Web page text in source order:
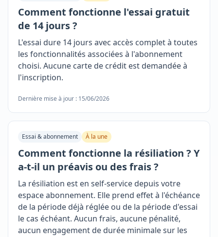
Comment fonctionne l'essai gratuit
de 14 jours ?
L'essai dure 14 jours avec accès complet à toutes
les fonctionnalités associées à l'abonnement
choisi. Aucune carte de crédit est demandée à
l'inscription.
Dernière mise à jour : 15/06/2026
Essai & abonnement À la une
Comment fonctionne la résiliation ? Y
a-t-il un préavis ou des frais ?
La résiliation est en self-service depuis votre
espace abonnement. Elle prend effet à l'échéance
de la période déjà réglée ou de la période d'essai
le cas échéant. Aucun frais, aucune pénalité,
aucun engagement de durée minimale sur les